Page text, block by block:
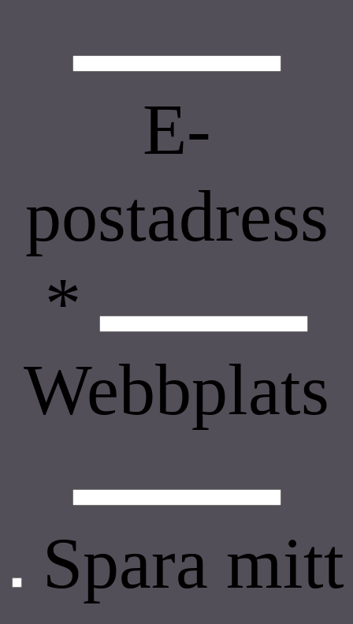
E-
postadress
*
Webbplats
Spara mitt